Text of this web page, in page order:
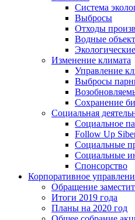
Система
Выбросы
Отходы
Водные
Изменение климата
Управление
Выбросы
Сохранение
Социальная
Социальное
Follow Up
Социальные
Социальные
Спонсорство
Корпоративное
Обращение
Итоги 2019 года
Планы на 2020 год